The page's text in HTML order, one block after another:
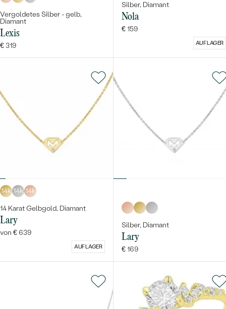
Vergoldetes Silber - gelb,
Diamant
Lexis
€ 319
Silber, Diamant
Nola
€ 159
AUF LAGER
14k 14k 14k
14 Karat Gelbgold, Diamant
Lary
von € 639
AUF LAGER
Silber, Diamant
Lary
€ 169